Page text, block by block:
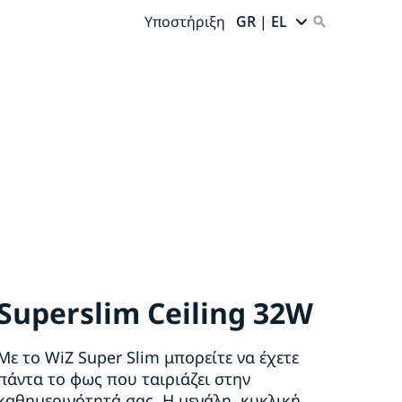
Υποστήριξη GR | EL
Ceiling 32W
το WiZ Super Slim μπορείτε να έχετε
το φως που ταιριάζει στην